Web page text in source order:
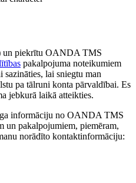
un piekrītu OANDA TMS
pakalpojuma noteikumiem
lai sniegtu man
pa tālruni konta pārvaldībai. Es
jebkurā laikā atteikties.
informāciju no OANDA TMS
un pakalpojumiem, piemēram,
norādīto kontaktinformāciju: